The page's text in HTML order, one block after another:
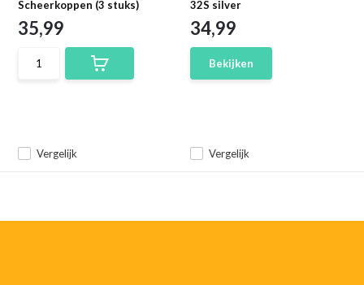
Scheerkoppen (3 stuks)
Vergelijk
35,99
32S silver
Vergelijk
34,99
Bekijken